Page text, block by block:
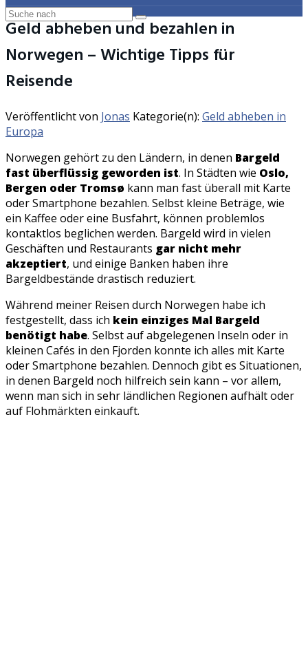
Geld abheben und bezahlen in
Norwegen – Wichtige Tipps für
Reisende
Veröffentlicht von Jonas Kategorie(n): Geld abheben in
Europa
Norwegen gehört zu den Ländern, in denen Bargeld
fast überflüssig geworden ist. In Städten wie Oslo,
Bergen oder Tromsø kann man fast überall mit Karte
oder Smartphone bezahlen. Selbst kleine Beträge, wie
ein Kaffee oder eine Busfahrt, können problemlos
kontaktlos beglichen werden. Bargeld wird in vielen
Geschäften und Restaurants gar nicht mehr
akzeptiert, und einige Banken haben ihre
Bargeldbestände drastisch reduziert.
Während meiner Reisen durch Norwegen habe ich
festgestellt, dass ich kein einziges Mal Bargeld
benötigt habe. Selbst auf abgelegenen Inseln oder in
kleinen Cafés in den Fjorden konnte ich alles mit Karte
oder Smartphone bezahlen. Dennoch gibt es Situationen,
in denen Bargeld noch hilfreich sein kann – vor allem,
wenn man sich in sehr ländlichen Regionen aufhält oder
auf Flohmärkten einkauft.